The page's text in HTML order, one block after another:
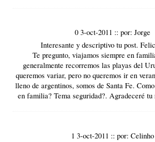
0 3-oct-2011 ::por:Jorge
Interesante y descriptivo tu post.
Te pregunto, viajamos siempre en
generalmente recorremos las playas del
queremos variar, pero no queremos ir en
lleno de argentinos, somos de Santa Fe.
en familia? Tema seguridad?. Agradeceré tu
1 3-oct-2011 ::por:Celinho